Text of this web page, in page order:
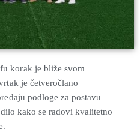
korak je bliže svom
je četveročlano
podloge za postavu
kako se radovi kvalitetno